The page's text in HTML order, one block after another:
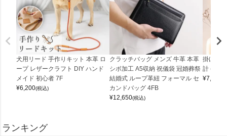
犬用リード 手作りキット 本革 ロ
ープ レザークラフト DIY ハンド
メイド 初心者 7F
¥6,200(税込)
クラッチバッグ メンズ 牛革 本革
シボ加工 A5収納 祝儀袋 冠婚葬祭
結婚式 ループ革紐 フォーマル セ
カンドバッグ 4FB
¥12,650(税込)
掛け時
計
¥7,150
ランキング